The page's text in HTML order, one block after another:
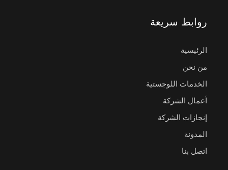
روابط سريعة
الرئيسية
من نحن
الخدمات اللوجستية
أعمال الشركة
إنجازات الشركة
المدونة
اتصل بنا